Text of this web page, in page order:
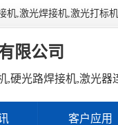
,激光焊接机,激光打标
限公司
,硬光路焊接机,激光器
客户应用